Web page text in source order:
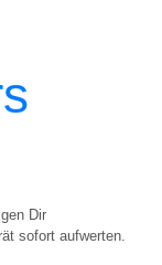
Dir
sofort aufwerten.